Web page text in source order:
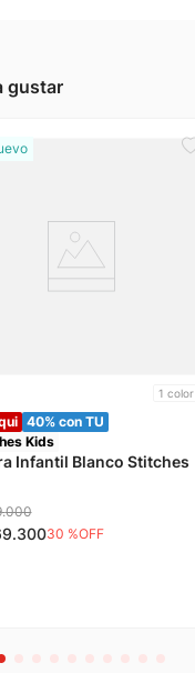
gustar
1 color
40% con TU
Kids
Infantil Blanco Stitches
.000
.30030 %OFF